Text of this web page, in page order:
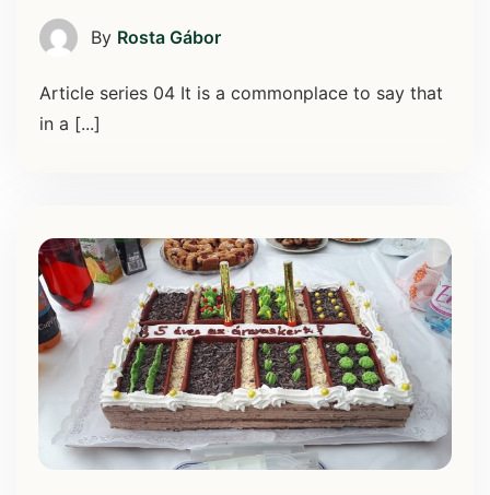
By Rosta Gábor
Article series 04 It is a commonplace to say that
in a [...]